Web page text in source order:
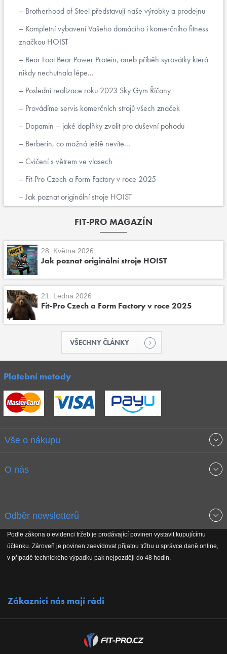
Brotherhood of Steel představují naše výrobky a prodejnu
Kompletní vybavení Vašeho domácího i komerčního fitness
značkou HOIST
Bear Foot Bear Power Protein, aneb příběh syrovátky která
nikdy nechutnala lépe...
Poslední realizace roku 2023 Sky Gym Říčany
Provádíme servis komerčních strojů všech značek
Dopamin – jaké doplňky zvolit pro duševní pohodu
Berberin, co možná ještě nevíte...
Cvičení s větrem ve vlasech
Fit-Pro Czech a Form Factory v roce 2025
Jak poznat originální stroje HOIST
FIT-PRO MAGAZÍN
28. Května 2026
Jak poznat originální stroje HOIST
21. Ledna 2026
Fit-Pro Czech a Form Factory v roce 2025
VŠECHNY ČLÁNKY
Platební metody
Vše o nákupu
Obchodní podmínky
Reklamační řád
O nás
Koho podporujeme
Odběr newsletterů
Získejte přehled o novinkách, slevách, akčním zboží a upozornění
na nové články v magazínu!
Podle zákona o evidenci tržeb je prodávající povinen vystavit kupujícímu
účtenku. Zároveň je povinen zaevidovat přijatou tržbu u správce daně online,
v případě technického výpadku pak nejpozději do 48 hodin.
Zákazníci nás mají rádi